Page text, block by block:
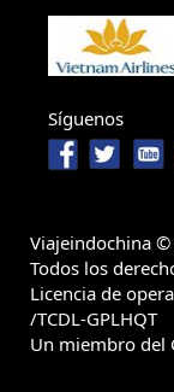
Síguenos
Viajeindochina
Todos los
Licencia de
/TCDL-GPLHQT
Un miembro del